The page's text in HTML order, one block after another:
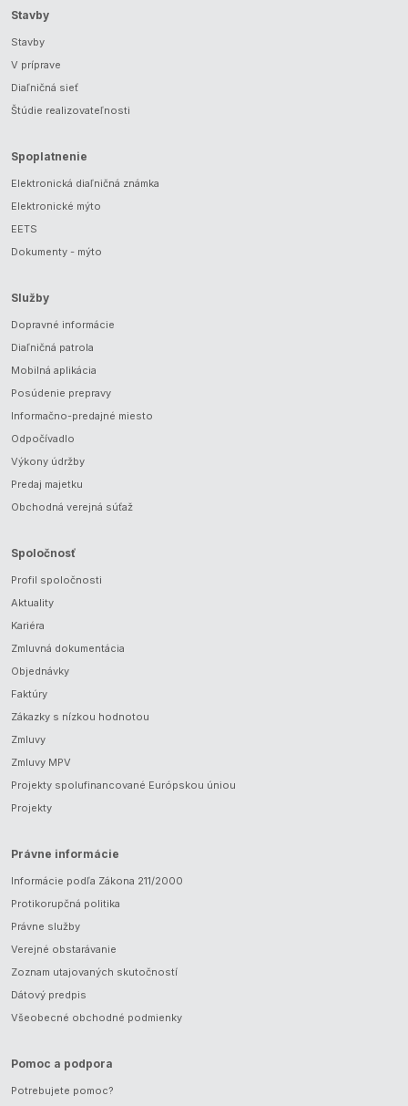
Stavby
Stavby
V príprave
Diaľničná sieť
Štúdie realizovateľnosti
Spoplatnenie
Elektronická diaľničná známka
Elektronické mýto
EETS
Dokumenty - mýto
Služby
Dopravné informácie
Diaľničná patrola
Mobilná aplikácia
Posúdenie prepravy
Informačno-predajné miesto
Odpočívadlo
Výkony údržby
Predaj majetku
Obchodná verejná súťaž
Spoločnosť
Profil spoločnosti
Aktuality
Kariéra
Zmluvná dokumentácia
Objednávky
Faktúry
Zákazky s nízkou hodnotou
Zmluvy
Zmluvy MPV
Projekty spolufinancované Európskou úniou
Projekty
Právne informácie
Informácie podľa Zákona 211/2000
Protikorupčná politika
Právne služby
Verejné obstarávanie
Zoznam utajovaných skutočností
Dátový predpis
Všeobecné obchodné podmienky
Pomoc a podpora
Potrebujete pomoc?